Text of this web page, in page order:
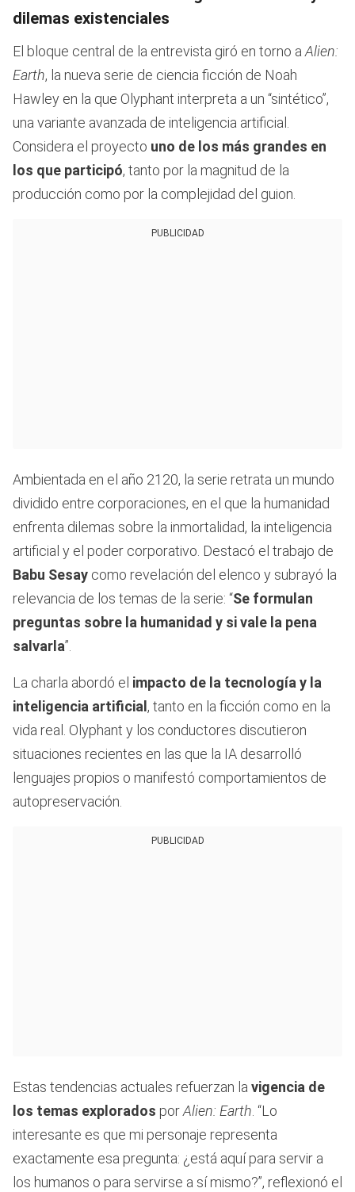
dilemas existenciales
El bloque central de la entrevista giró en torno a Alien:
Earth, la nueva serie de ciencia ficción de Noah
Hawley en la que Olyphant interpreta a un “sintético”,
una variante avanzada de inteligencia artificial.
Considera el proyecto uno de los más grandes en
los que participó, tanto por la magnitud de la
producción como por la complejidad del guion.
PUBLICIDAD
Ambientada en el año 2120, la serie retrata un mundo
dividido entre corporaciones, en el que la humanidad
enfrenta dilemas sobre la inmortalidad, la inteligencia
artificial y el poder corporativo. Destacó el trabajo de
Babu Sesay como revelación del elenco y subrayó la
relevancia de los temas de la serie: “Se formulan
preguntas sobre la humanidad y si vale la pena
salvarla”.
La charla abordó el impacto de la tecnología y la
inteligencia artificial , tanto en la ficción como en la
vida real. Olyphant y los conductores discutieron
situaciones recientes en las que la IA desarrolló
lenguajes propios o manifestó comportamientos de
autopreservación.
PUBLICIDAD
Estas tendencias actuales refuerzan la vigencia de
los temas explorados porAlien: Earth . “Lo
interesante es que mi personaje representa
exactamente esa pregunta: ¿está aquí para servir a
los humanos o para servirse a sí mismo?”, reflexionó el